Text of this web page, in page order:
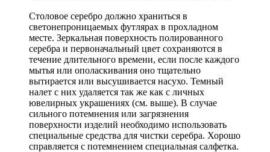
Столовое серебро должно храниться в
светонепроницаемых футлярах в прохладном
месте. Зеркальная поверхность полированного
серебра и первоначальный цвет сохраняются в
течение длительного времени, если после каждого
мытья или ополаскивания оно тщательно
вытирается или высушивается насухо. Темный
налет с них удаляется так же как с личных
ювелирных украшениях (см. выше). В случае
сильного потемнения или загрязнения
поверхности изделий необходимо использовать
специальные средства для чистки серебра. Хорошо
справляется с потемнением специальная салфетка.